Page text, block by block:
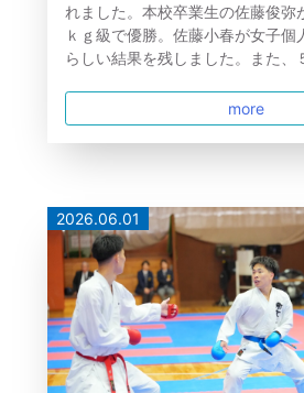
れました。本校卒業生の佐藤俊弥
ｋｇ級で優勝。佐藤小春が女子個
らしい結果を残しました。また
more
2026.06.01